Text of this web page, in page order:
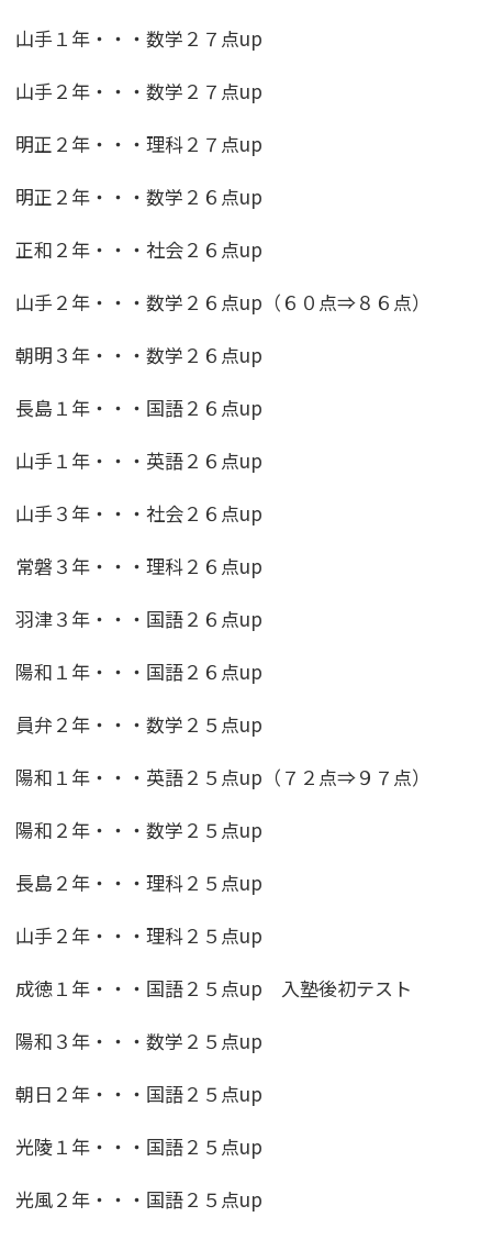
山手１年・・・数学２７点up
山手２年・・・数学２７点up
明正２年・・・理科２７点up
明正２年・・・数学２６点up
正和２年・・・社会２６点up
山手２年・・・数学２６点up（６０点⇒８６点）
朝明３年・・・数学２６点up
長島１年・・・国語２６点up
山手１年・・・英語２６点up
山手３年・・・社会２６点up
常磐３年・・・理科２６点up
羽津３年・・・国語２６点up
陽和１年・・・国語２６点up
員弁２年・・・数学２５点up
陽和１年・・・英語２５点up（７２点⇒９７点）
陽和２年・・・数学２５点up
長島２年・・・理科２５点up
山手２年・・・理科２５点up
成徳１年・・・国語２５点up 入塾後初テスト
陽和３年・・・数学２５点up
朝日２年・・・国語２５点up
光陵１年・・・国語２５点up
光風２年・・・国語２５点up